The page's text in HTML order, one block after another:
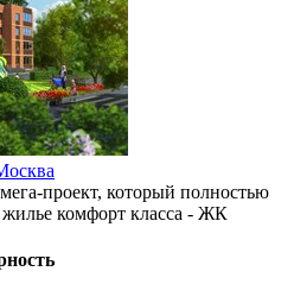
проект, который полностью
жилье комфорт класса - ЖК